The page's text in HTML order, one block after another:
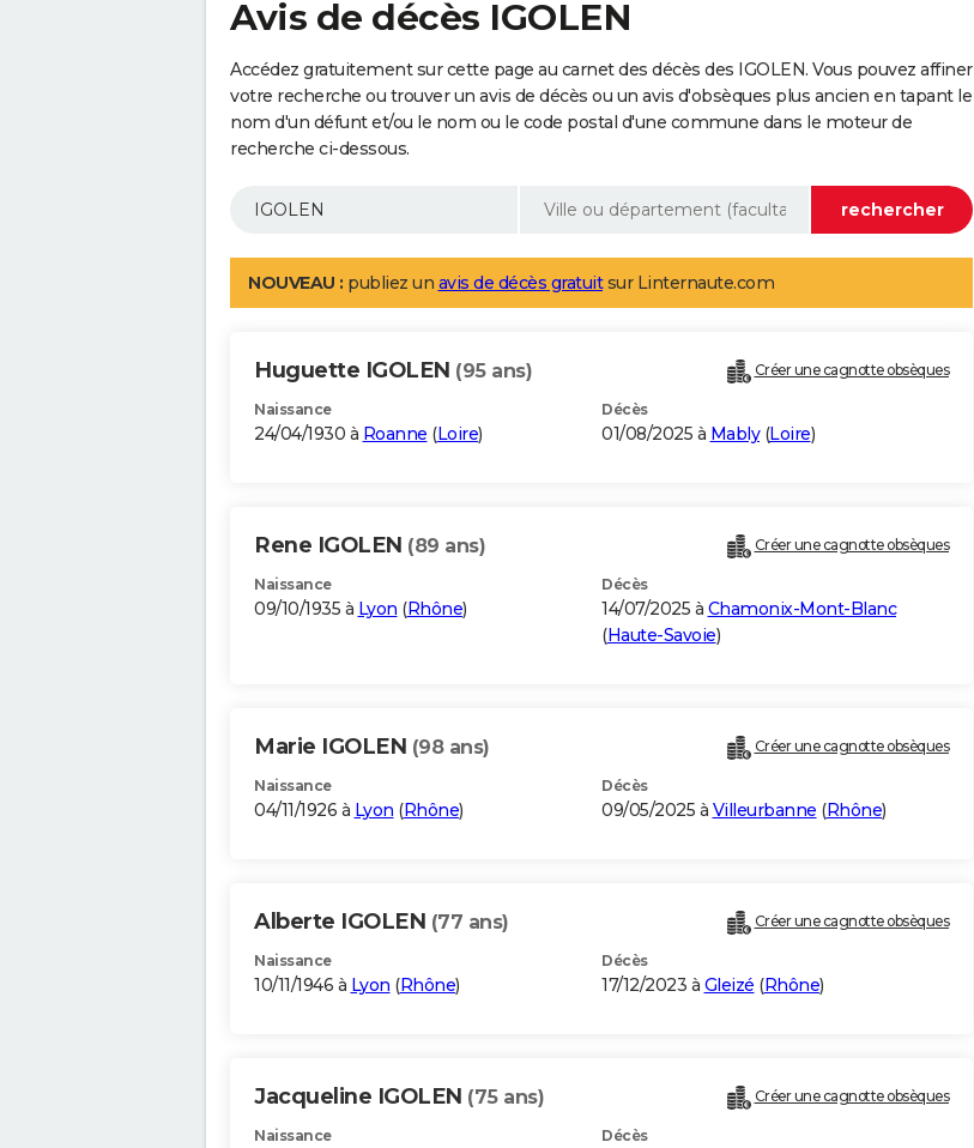
Avis de décès IGOLEN
Accédez gratuitement sur cette page au carnet des décès des IGOLEN. Vous pouvez affiner
votre recherche ou trouver un avis de décès ou un avis d'obsèques plus ancien en tapant le
nom d'un défunt et/ou le nom ou le code postal d'une commune dans le moteur de
recherche ci-dessous.
NOUVEAU : publiez un avis de décès gratuitsur Linternaute.com
Huguette IGOLEN (95 ans) Créer une cagnotte obsèques
Naissance
24/04/1930 à Roanne (Loire)
Décès
01/08/2025 à Mably(Loire)
Rene IGOLEN (89 ans) Créer une cagnotte obsèques
Naissance
09/10/1935 à Lyon (Rhône)
Décès
14/07/2025 à Chamonix-Mont-Blanc
(Haute-Savoie)
Marie IGOLEN (98 ans) Créer une cagnotte obsèques
Naissance
04/11/1926 à Lyon (Rhône)
Décès
09/05/2025 à Villeurbanne (Rhône)
Alberte IGOLEN (77 ans) Créer une cagnotte obsèques
Naissance
10/11/1946 à Lyon (Rhône)
Décès
17/12/2023 à Gleizé (Rhône)
Jacqueline IGOLEN (75 ans) Créer une cagnotte obsèques
Naissance Décès